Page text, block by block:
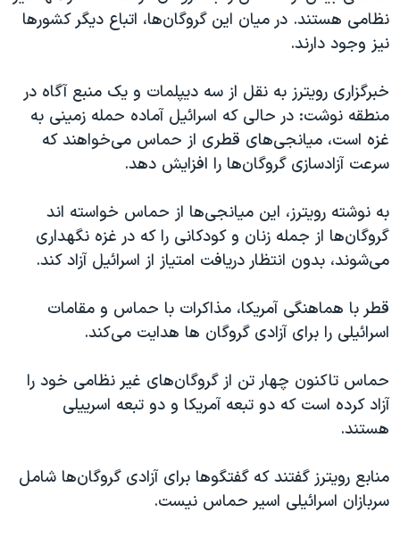
سفر پرزیدنت ترامپ به چین
نظامی هستند. در میان این گروگان‌ها، اتباع دیگر کشورها
نیز وجود دارند.
خبرگزاری رویترز به نقل از سه دیپلمات و یک منبع آگاه در
منطقه نوشت: در حالی که اسرائیل آماده حمله زمینی به
غزه است، میانجی‌های قطری از حماس می‌خواهند که
سرعت آزادسازی گروگان‌ها را افزایش دهد.
به نوشته رویترز، این میانجی‌ها از حماس خواسته اند
گروگان‌ها از جمله زنان و کودکانی را که در غزه نگهداری
می‌شوند، بدون انتظار دریافت امتیاز از اسرائیل آزاد کند.
قطر با هماهنگی آمریکا، مذاکرات با حماس و مقامات
اسرائیلی را برای آزادی گروگان ها هدایت می‌کند.
حماس تاکنون چهار تن از گروگان‌های غیر نظامی خود را
آزاد کرده است که دو تبعه آمریکا و دو تبعه اسرییلی
هستند.
منابع رویترز گفتند که گفتگوها برای آزادی گروگان‌ها شامل
سربازان اسرائیلی اسیر حماس نیست.